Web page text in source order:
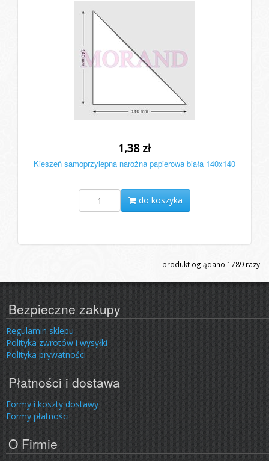
1,38 zł
Kieszeń samoprzylepna narożna papierowa biała 140x140
do koszyka
produkt oglądano 1789 razy
Bezpieczne zakupy
Regulamin sklepu
Polityka zwrotów i wysyłki
Polityka prywatności
Płatności i dostawa
Formy i koszty dostawy
Formy płatności
O Firmie